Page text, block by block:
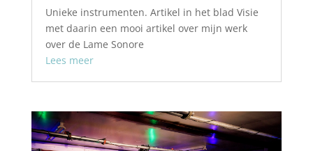
Unieke instrumenten. Artikel in het blad Visie
met daarin een mooi artikel over mijn werk
over de Lame Sonore
Lees meer